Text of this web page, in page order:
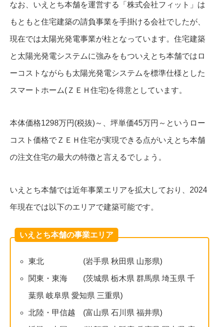
なお、いえとち本舗を運営する「株式会社フィット」は
もともと住宅建築の請負事業を手掛ける会社でしたが、
現在では太陽光発電事業が柱となっています。住宅建築
と太陽光発電システムに強みをもついえとち本舗ではロ
ーコストながらも太陽光発電システムを標準仕様とした
スマートホーム(ＺＥＨ住宅)を得意としています。
本体価格1298万円(税抜)～、坪単価45万円～というロー
コスト価格でＺＥＨ住宅が実現できる点がいえとち本舗
の注文住宅の最大の特徴と言えるでしょう。
いえとち本舗では近年事業エリアを拡大しており、2024
年現在では以下のエリアで建築可能です。
いえとち本舗の事業エリア
東北 (岩手県 秋田県 山形県)
関東・東海 (茨城県 栃木県 群馬県 埼玉県 千
葉県 岐阜県 愛知県 三重県)
北陸・甲信越 (富山県 石川県 福井県)